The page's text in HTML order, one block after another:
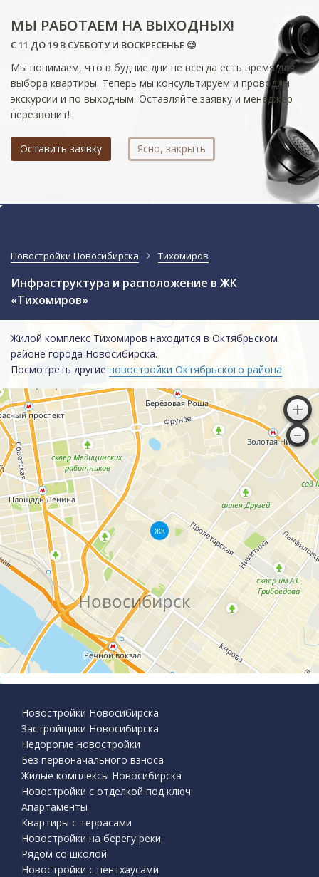
МЫ РАБОТАЕМ НА ВЫХОДНЫХ!
С 11 ДО 19 В СУББОТУ И ВОСКРЕСЕНЬЕ 😉
Мы понимаем, что в будние дни не всегда есть время для
выбора квартиры. Теперь мы консультируем и проводим
экскурсии и по выходным. Оставляйте заявку и менеджер
перезвонит!
Оставить заявку Ясно, закрыть
Новостройки Новосибирска Тихомиров
Инфраструктура и расположение в ЖК
«Тихомиров»
Жилой комплекс Тихомиров находится в Октябрьском
районе города Новосибирска.
Посмотреть другие новостройки Октябрьского района
ЖК
Новостройки Новосибирска
Застройщики Новосибирска
Недорогие новостройки
Без первоначального взноса
Жилые комплексы Новосибирска
Новостройки с отделкой под ключ
Апартаменты
Квартиры с террасами
Новостройки на берегу реки
Рядом со школой
Новостройки с пентхаусами